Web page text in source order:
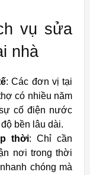
vụ sửa
nhà
: Các đơn vị tại
có nhiều năm
cố điện nước
bền lâu dài.
thời: Chỉ cần
nơi trong thời
chóng mà